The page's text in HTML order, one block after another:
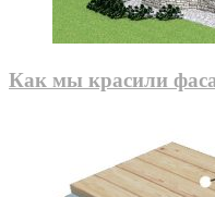
Как мы красили